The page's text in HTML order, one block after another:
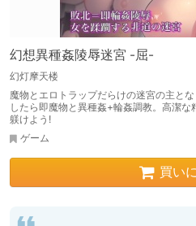
幻想異種姦陵辱迷宮 -屈-
幻灯摩天楼
魔物とエロトラップだらけの迷宮の主と
したら即魔物と異種姦+輪姦調教。高潔な
躾けよう!
ゲーム
買い